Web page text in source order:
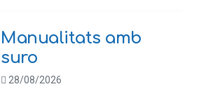
Manualitats amb
suro
28/08/2026